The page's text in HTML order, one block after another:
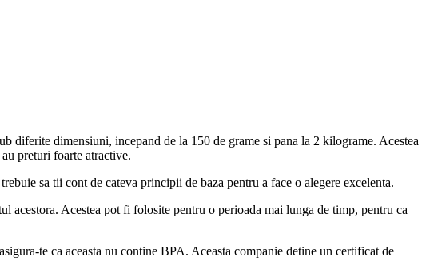
diferite dimensiuni, incepand de la 150 de grame si pana la 2 kilograme. Acestea
preturi foarte atractive.
sa tii cont de cateva principii de baza pentru a face o alegere excelenta.
acestora. Acestea pot fi folosite pentru o perioada mai lunga de timp, pentru ca
te ca aceasta nu contine BPA. Aceasta companie detine un certificat de